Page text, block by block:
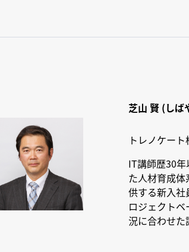
芝山 賢 (しば
トレノケー
IT講師歴30
た人材育成
供する新入
ロジェクト
況に合わせた